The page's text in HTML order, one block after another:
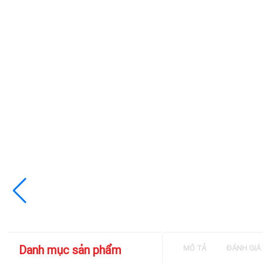
Danh mục sản phẩm MÔ TẢ ĐÁNH GIÁ